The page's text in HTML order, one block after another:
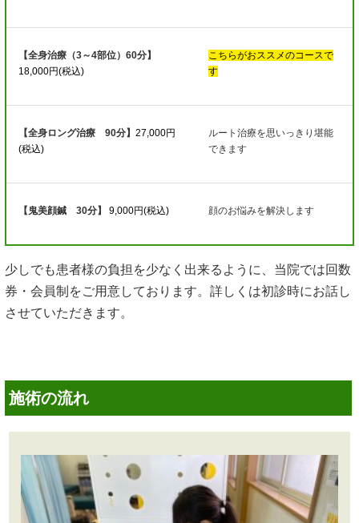
【全身治療（3～4部位）60分】
18,000円(税込)
こちらがおススメのコースで
す
【全身ロング治療 90分】 27,000円
(税込)
ルート治療を思いっきり堪能
できます
【鬼美顔鍼 30分】 9,000円(税込) 顔のお悩みを解決します
少しでも患者様の負担を少なく出来るように、当院では回数
券・会員制をご用意しております。詳しくは初診時にお話し
させていただきます。
施術の流れ